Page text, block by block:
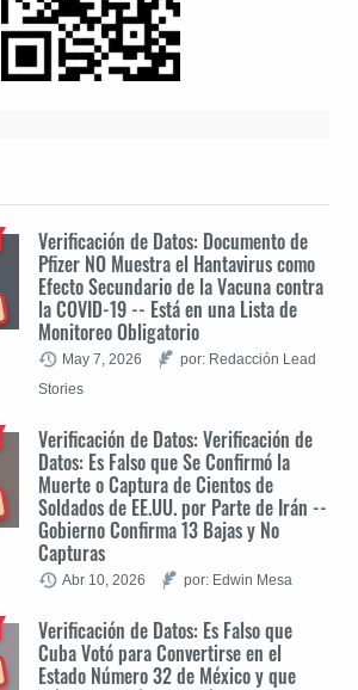
Verificación de Datos: Documento de
Pfizer NO Muestra el Hantavirus como
Efecto Secundario de la Vacuna contra
la COVID-19 -- Está en una Lista de
Monitoreo Obligatorio
May 7, 2026
por: Redacción Lead
Stories
Verificación de Datos: Verificación de
Datos: Es Falso que Se Confirmó la
Muerte o Captura de Cientos de
Soldados de EE.UU. por Parte de Irán --
Gobierno Confirma 13 Bajas y No
Capturas
Abr 10, 2026 por: Edwin Mesa
Verificación de Datos: Es Falso que
Cuba Votó para Convertirse en el
Estado Número 32 de México y que